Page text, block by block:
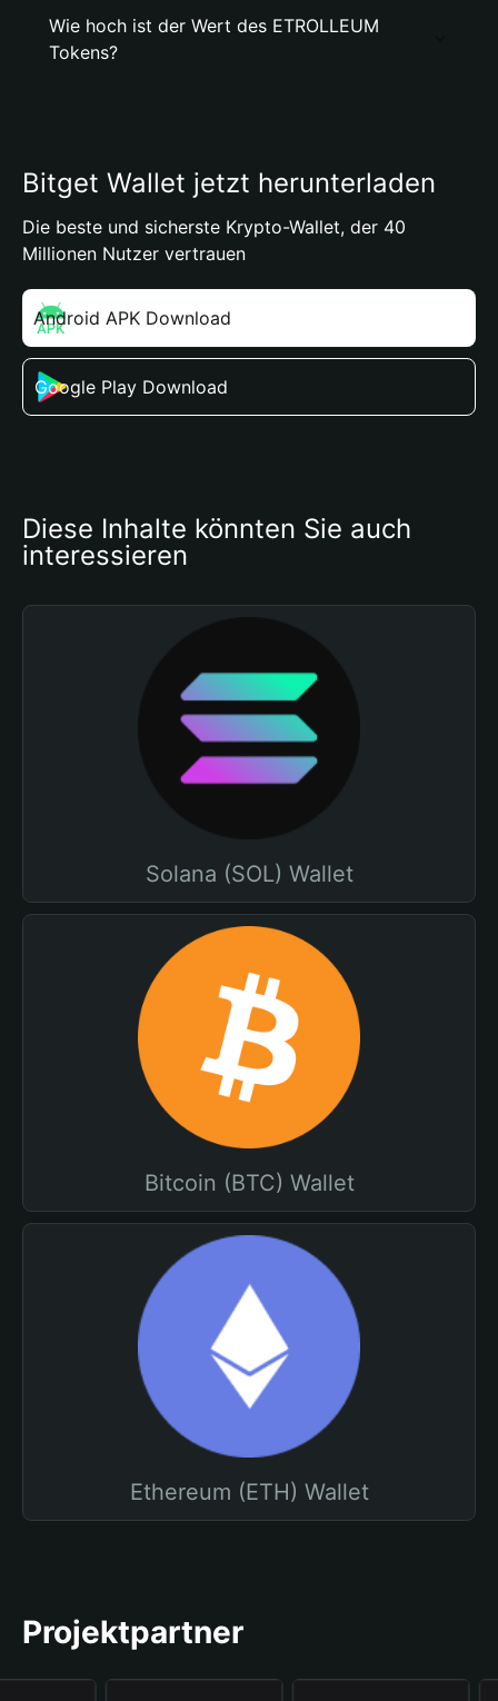
Wie hoch ist der Wert des ETROLLEUM
Tokens?
Bitget Wallet jetzt herunterladen
Die beste und sicherste Krypto-Wallet, der 40
Millionen Nutzer vertrauen
Android APK Download
Google Play Download
Diese Inhalte könnten Sie auch
interessieren
Solana (SOL) Wallet
Bitcoin (BTC) Wallet
Ethereum (ETH) Wallet
Projektpartner